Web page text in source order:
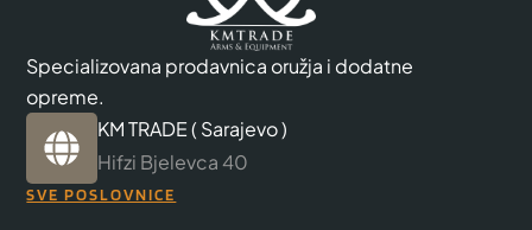
Specializovana prodavnica oružja i dodatne
opreme.
KM TRADE ( Sarajevo )
Hifzi Bjelevca 40
SVE POSLOVNICE